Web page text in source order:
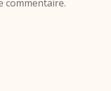
commentaire.